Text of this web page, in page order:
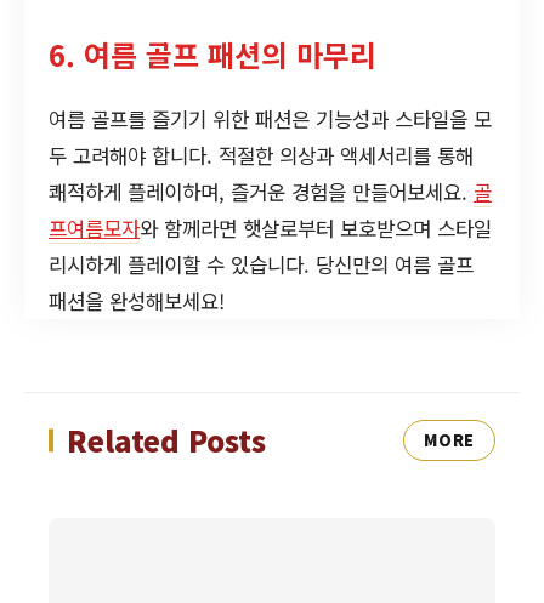
6. 여름 골프 패션의 마무리
여름 골프를 즐기기 위한 패션은 기능성과 스타일을 모
두 고려해야 합니다. 적절한 의상과 액세서리를 통해
쾌적하게 플레이하며, 즐거운 경험을 만들어보세요. 골
프여름모자와 함께라면 햇살로부터 보호받으며 스타일
리시하게 플레이할 수 있습니다. 당신만의 여름 골프
패션을 완성해보세요!
Related Posts MORE